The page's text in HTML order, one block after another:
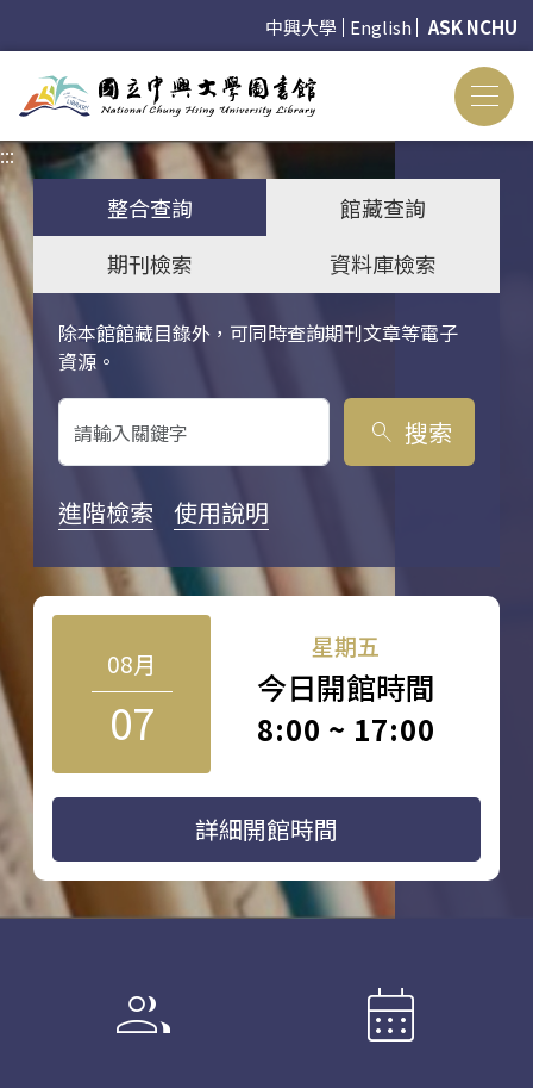
中興大學 English ASK NCHU
:::
整合查詢
館藏查詢
期刊檢索
資料庫檢索
除本館館藏目錄外，可同時查詢期刊文章等電子
資源。
關鍵字搜尋
search 搜索
進階檢索 使用說明
08月
07
星期五
今日開館時間
8:00 ~ 17:00
詳細開館時間
group calendar_month